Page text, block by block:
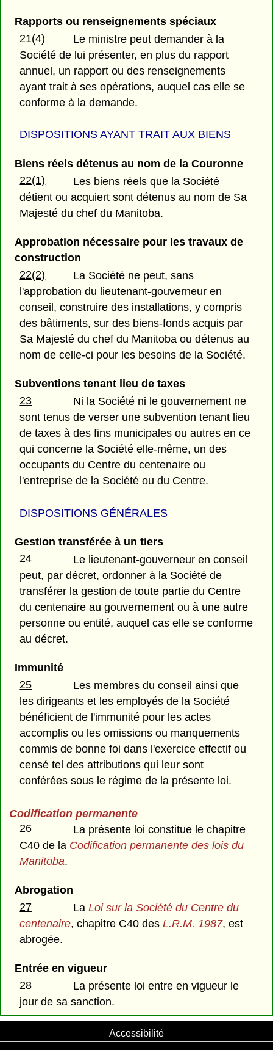
Rapports ou renseignements spéciaux
21(4)
Le ministre peut demander à la
Société de lui présenter, en plus du rapport
annuel, un rapport ou des renseignements
ayant trait à ses opérations, auquel cas elle se
conforme à la demande.
DISPOSITIONS AYANT TRAIT AUX BIENS
Biens réels détenus au nom de la Couronne
22(1)
Les biens réels que la Société
détient ou acquiert sont détenus au nom de Sa
Majesté du chef du Manitoba.
Approbation nécessaire pour les travaux de
construction
22(2)
La Société ne peut, sans
l'approbation du lieutenant-gouverneur en
conseil, construire des installations, y compris
des bâtiments, sur des biens-fonds acquis par
Sa Majesté du chef du Manitoba ou détenus au
nom de celle-ci pour les besoins de la Société.
Subventions tenant lieu de taxes
23
Ni la Société ni le gouvernement ne
sont tenus de verser une subvention tenant lieu
de taxes à des fins municipales ou autres en ce
qui concerne la Société elle-même, un des
occupants du Centre du centenaire ou
l'entreprise de la Société ou du Centre.
DISPOSITIONS GÉNÉRALES
Gestion transférée à un tiers
24
Le lieutenant-gouverneur en conseil
peut, par décret, ordonner à la Société de
transférer la gestion de toute partie du Centre
du centenaire au gouvernement ou à une autre
personne ou entité, auquel cas elle se conforme
au décret.
Immunité
25
Les membres du conseil ainsi que
les dirigeants et les employés de la Société
bénéficient de l'immunité pour les actes
accomplis ou les omissions ou manquements
commis de bonne foi dans l'exercice effectif ou
censé tel des attributions qui leur sont
conférées sous le régime de la présente loi.
Codification permanente
26
La présente loi constitue le chapitre
C40 de la Codification permanente des lois du
Manitoba.
Abrogation
27
LaLoi sur la Société du Centre du
centenaire, chapitre C40 desL.R.M. 1987, est
abrogée.
Entrée en vigueur
28
La présente loi entre en vigueur le
jour de sa sanction.
Accessibilité